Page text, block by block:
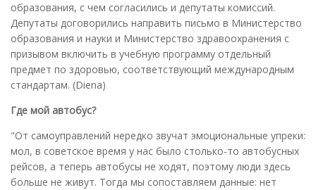
образования, с чем согласились и депутаты комиссий.
Депутаты договорились направить письмо в Министерство
образования и науки и Министерство здравоохранения с
призывом включить в учебную программу отдельный
предмет по здоровью, соответствующий международным
стандартам. (Diena)
Где мой автобус?
"От самоуправлений нередко звучат эмоциональные упреки:
мол, в советское время у нас было столько-то автобусных
рейсов, а теперь автобусы не ходят, поэтому люди здесь
больше не живут. Тогда мы сопоставляем данные: нет